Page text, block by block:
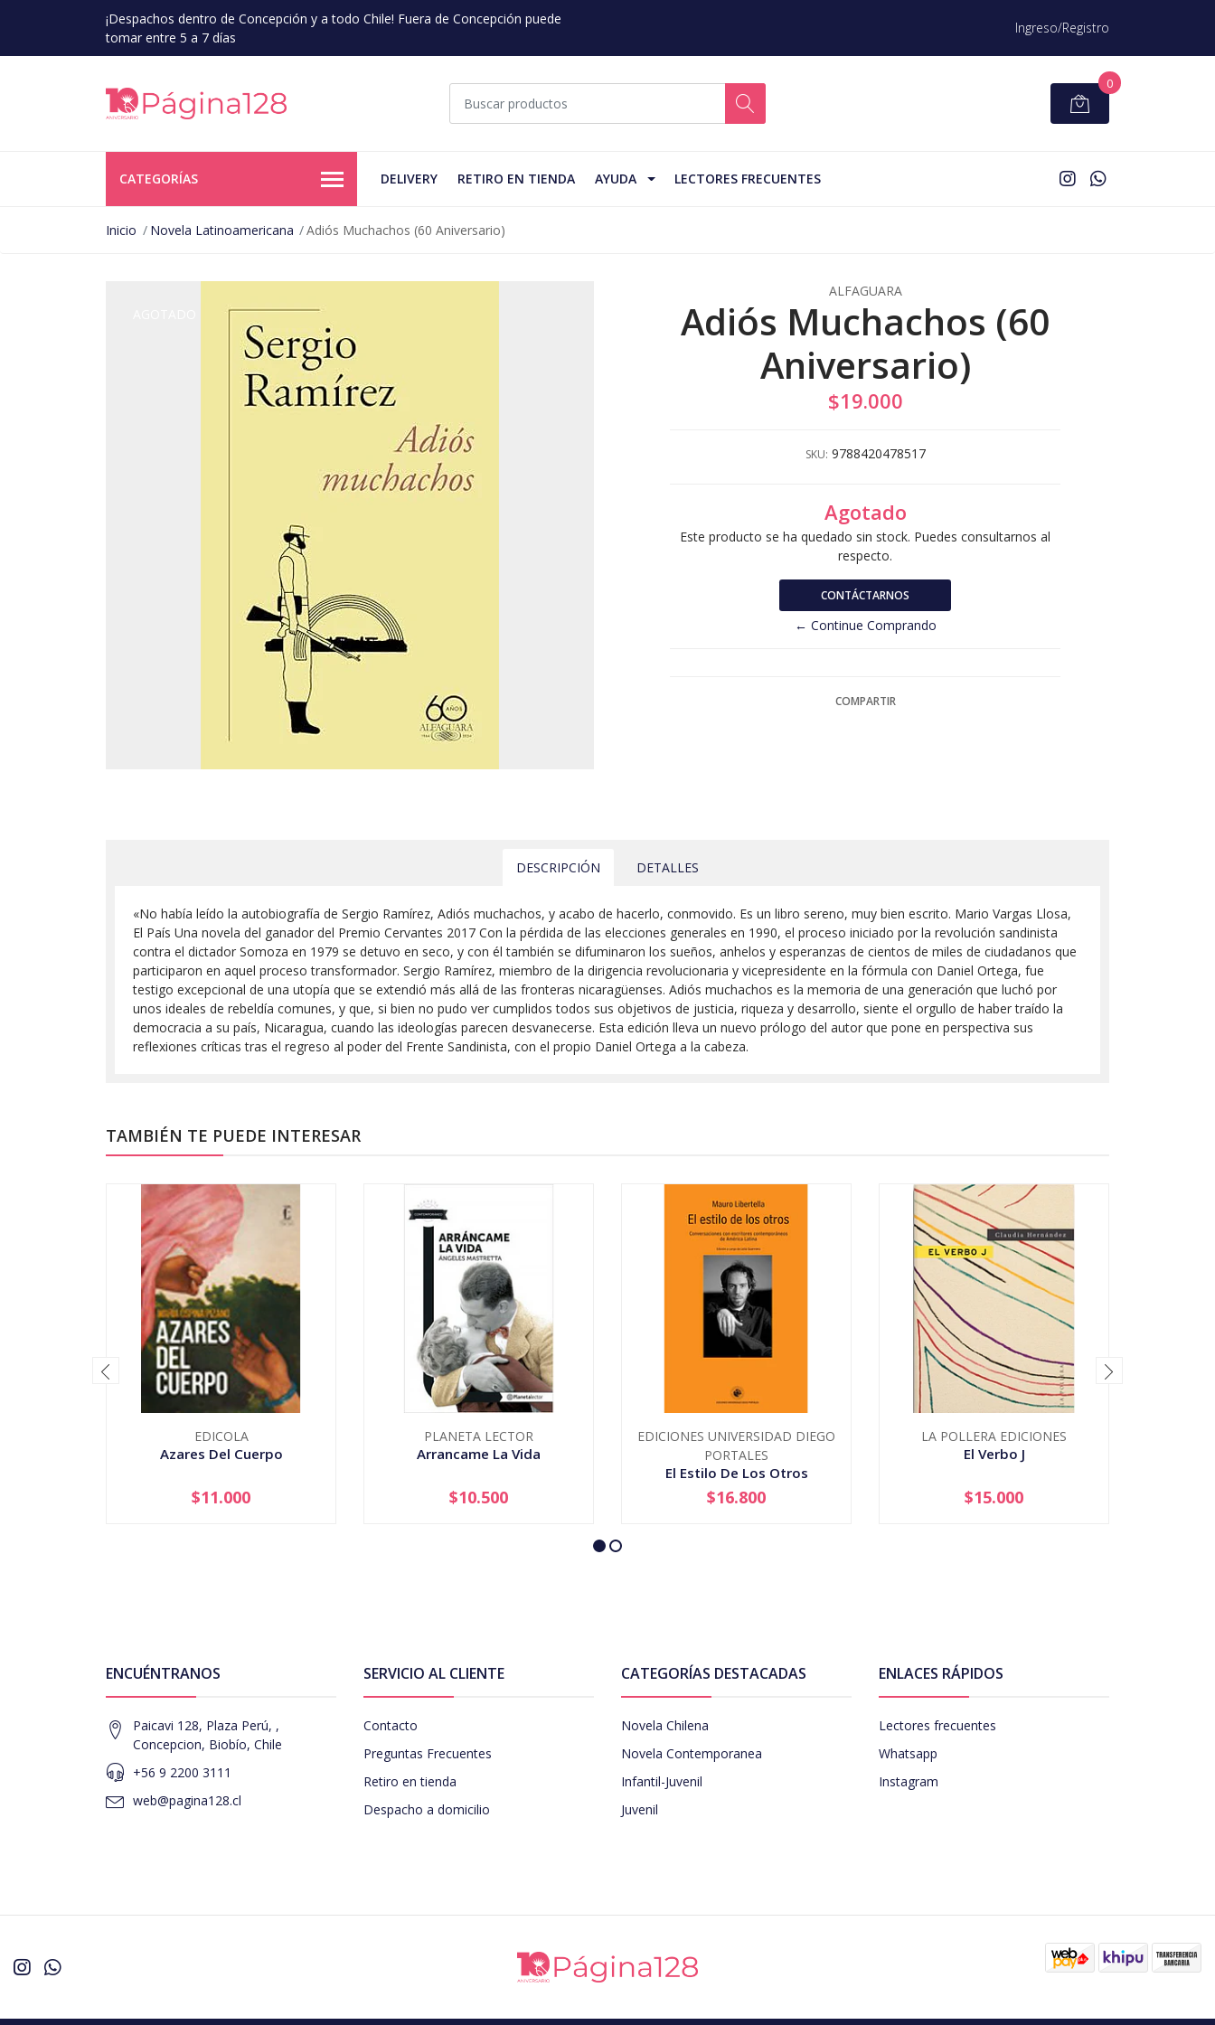
¡Despachos dentro de Concepción y a todo Chile! Fuera de Concepción puede
tomar entre 5 a 7 días
Ingreso/Registro
0
CATEGORÍAS DELIVERY RETIRO EN TIENDA AYUDA LECTORES FRECUENTES
Inicio Novela Latinoamericana Adiós Muchachos (60 Aniversario)
ALFAGUARA
Adiós Muchachos (60
Aniversario)
$19.000
SKU: 9788420478517
Agotado
Este producto se ha quedado sin stock. Puedes consultarnos al
respecto.
CONTÁCTARNOS
← Continue Comprando
COMPARTIR
DESCRIPCIÓN DETALLES
«No había leído la autobiografía de Sergio Ramírez, Adiós muchachos, y acabo de hacerlo, conmovido. Es un libro sereno, muy bien escrito. Mario Vargas Llosa,
El País Una novela del ganador del Premio Cervantes 2017 Con la pérdida de las elecciones generales en 1990, el proceso iniciado por la revolución sandinista
contra el dictador Somoza en 1979 se detuvo en seco, y con él también se difuminaron los sueños, anhelos y esperanzas de cientos de miles de ciudadanos que
participaron en aquel proceso transformador. Sergio Ramírez, miembro de la dirigencia revolucionaria y vicepresidente en la fórmula con Daniel Ortega, fue
testigo excepcional de una utopía que se extendió más allá de las fronteras nicaragüenses. Adiós muchachos es la memoria de una generación que luchó por
unos ideales de rebeldía comunes, y que, si bien no pudo ver cumplidos todos sus objetivos de justicia, riqueza y desarrollo, siente el orgullo de haber traído la
democracia a su país, Nicaragua, cuando las ideologías parecen desvanecerse. Esta edición lleva un nuevo prólogo del autor que pone en perspectiva sus
reflexiones críticas tras el regreso al poder del Frente Sandinista, con el propio Daniel Ortega a la cabeza.
TAMBIÉN TE PUEDE INTERESAR
EDICOLA
Azares Del Cuerpo
+
$11.000
PLANETA LECTOR
Arrancame La Vida
+
$10.500
EDICIONES UNIVERSIDAD DIEGO
PORTALES
El Estilo De Los Otros
+
$16.800
LA POLLERA EDICIONES
El Verbo J
+
$15.000
ENCUÉNTRANOS
Paicavi 128, Plaza Perú, ,
Concepcion, Biobío, Chile
+56 9 2200 3111
web@pagina128.cl
SERVICIO AL CLIENTE
Contacto
Preguntas Frecuentes
Retiro en tienda
Despacho a domicilio
CATEGORÍAS DESTACADAS
Novela Chilena
Novela Contemporanea
Infantil-Juvenil
Juvenil
ENLACES RÁPIDOS
Lectores frecuentes
Whatsapp
Instagram